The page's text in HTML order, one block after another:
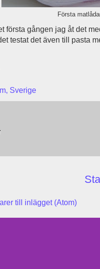
Första
första gången jag åt det
testat det även till pasta
Sverige
till inlägget (Atom)